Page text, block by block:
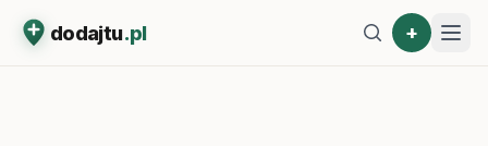
dodajtu.pl +